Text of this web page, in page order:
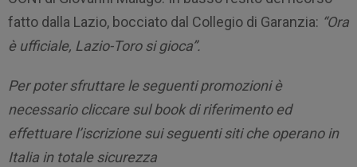
fatto dalla Lazio, bocciato dal Collegio di Garanzia: “Ora
è ufficiale, Lazio-Toro si gioca”.
Per poter sfruttare le seguenti promozioni è
necessario cliccare sul book di riferimento ed
effettuare l’iscrizione sui seguenti siti che operano in
Italia in totale sicurezza